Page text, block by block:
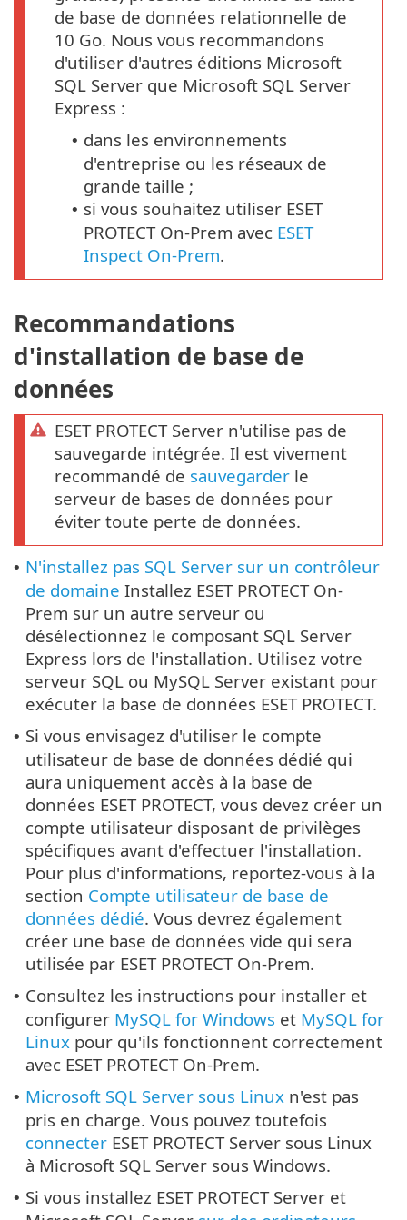
de base de données relationnelle de
10 Go. Nous vous recommandons
d'utiliser d'autres éditions Microsoft
SQL Server que Microsoft SQL Server
Express :
• dans les environnements
d'entreprise ou les réseaux de
grande taille ;
• si vous souhaitez utiliser ESET
PROTECT On-Prem avec ESET
Inspect On-Prem.
Recommandations
d'installation de base de
données
ESET PROTECT Server n'utilise pas de
sauvegarde intégrée. Il est vivement
recommandé de sauvegarder le
serveur de bases de données pour
éviter toute perte de données.
• N'installez pas SQL Server sur un contrôleur
de domaine Installez ESET PROTECT On-
Prem sur un autre serveur ou
désélectionnez le composant SQL Server
Express lors de l'installation. Utilisez votre
serveur SQL ou MySQL Server existant pour
exécuter la base de données ESET PROTECT.
• Si vous envisagez d'utiliser le compte
utilisateur de base de données dédié qui
aura uniquement accès à la base de
données ESET PROTECT, vous devez créer un
compte utilisateur disposant de privilèges
spécifiques avant d'effectuer l'installation.
Pour plus d'informations, reportez-vous à la
section Compte utilisateur de base de
données dédié. Vous devrez également
créer une base de données vide qui sera
utilisée par ESET PROTECT On-Prem.
• Consultez les instructions pour installer et
configurer MySQL for Windows et MySQL for
Linux pour qu'ils fonctionnent correctement
avec ESET PROTECT On-Prem.
• Microsoft SQL Server sous Linux n'est pas
pris en charge. Vous pouvez toutefois
connecter ESET PROTECT Server sous Linux
à Microsoft SQL Server sous Windows.
• Si vous installez ESET PROTECT Server et